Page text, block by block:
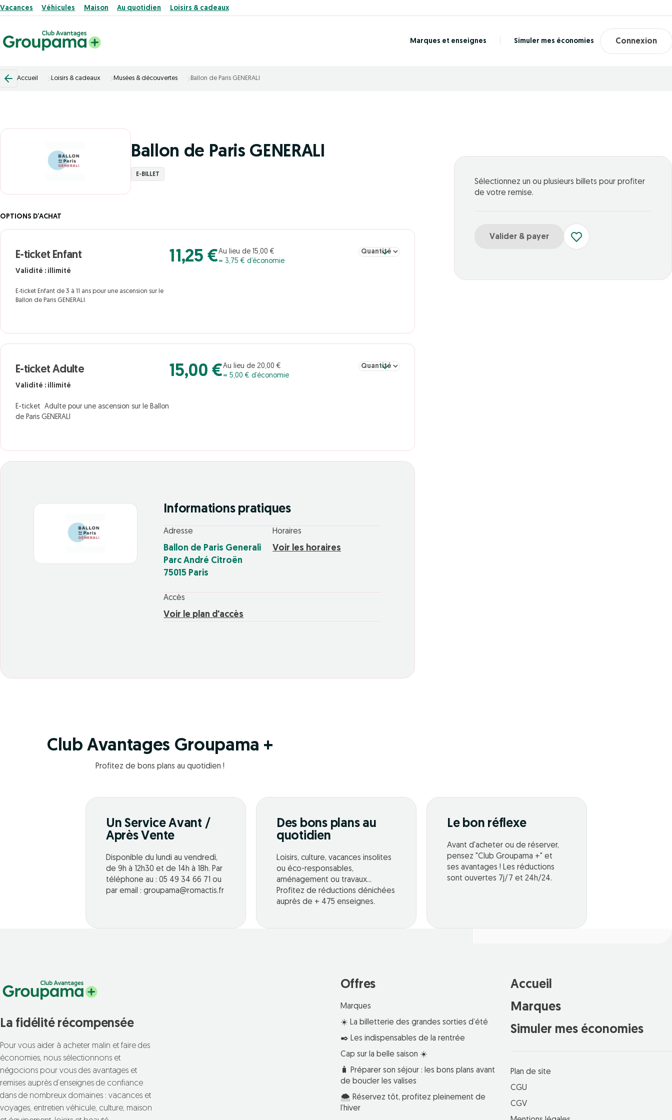
Vacances Véhicules Maison Au quotidien Loisirs & cadeaux
Marques et enseignes Simuler mes économies Connexion
Accueil Loisirs & cadeaux Musées & découvertes Ballon de Paris GENERALI
Ballon de Paris GENERALI
E-BILLET
OPTIONS D’ACHAT
E-ticket Enfant
Validité : illimité
E-ticket Enfant de 3 à 11 ans pour une ascension sur le
Ballon de Paris GENERALI.
11,25 €Au lieu de 15,00 €
= 3,75 € d’économie
Sélectionner la quantité pour E-ticket Enfant
E-ticket Adulte
Validité : illimité
E-ticket Adulte pour une ascension sur le Ballon
de Paris GENERALI
15,00 €Au lieu de 20,00 €
= 5,00 € d’économie
Sélectionner la quantité pour E-ticket Adulte
Informations pratiques
Adresse
Ballon de Paris Generali
Parc André Citroën
75015 Paris
Horaires
Voir les horaires
Accès
Voir le plan d'accès
Sélectionnez un ou plusieurs billets pour profiter
de votre remise.
Valider & payer
Club Avantages Groupama +
Profitez de bons plans au quotidien !
Un Service Avant /
Après Vente
Disponible du lundi au vendredi,
de 9h à 12h30 et de 14h à 18h. Par
téléphone au : 05 49 34 66 71 ou
par email : groupama@romactis.fr
Des bons plans au
quotidien
Loisirs, culture, vacances insolites
ou éco-responsables,
aménagement ou travaux...
Profitez de réductions dénichées
auprès de + 475 enseignes.
Le bon réflexe
Avant d'acheter ou de réserver,
pensez "Club Groupama +" et
ses avantages ! Les réductions
sont ouvertes 7j/7 et 24h/24.
La fidélité récompensée
Pour vous aider à acheter malin et faire des
économies, nous sélectionnons et
négocions pour vous des avantages et
remises auprès d’enseignes de confiance
dans de nombreux domaines : vacances et
voyages, entretien véhicule, culture, maison
Offres
Marques
☀️ La billetterie des grandes sorties d’été
✒️ Les indispensables de la rentrée
Cap sur la belle saison ☀️
🧳 Préparer son séjour : les bons plans avant
de boucler les valises
🌨️ Réservez tôt, profitez pleinement de
l’hiver
Accueil
Marques
Simuler mes économies
Plan de site
CGU
CGV